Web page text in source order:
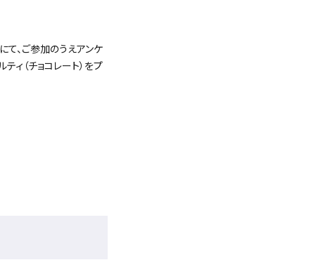
、ご参加のうえアンケ
ィ（チョコレート）をプ